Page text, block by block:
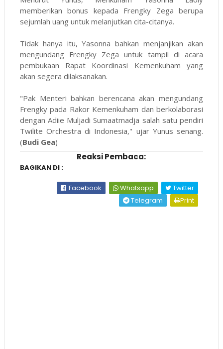
memberikan bonus kepada Frengky Zega berupa
sejumlah uang untuk melanjutkan cita-citanya.
Tidak hanya itu, Yasonna bahkan menjanjikan akan
mengundang Frengky Zega untuk tampil di acara
pembukaan Rapat Koordinasi Kemenkuham yang
akan segera dilaksanakan.
"Pak Menteri bahkan berencana akan mengundang
Frengky pada Rakor Kemenkuham dan berkolaborasi
dengan Adiie Muljadi Sumaatmadja salah satu pendiri
Twilite Orchestra di Indonesia," ujar Yunus senang.
(Budi Gea)
Reaksi Pembaca:
BAGIKAN DI :
Facebook Whatsapp
Twitter
Telegram
Print